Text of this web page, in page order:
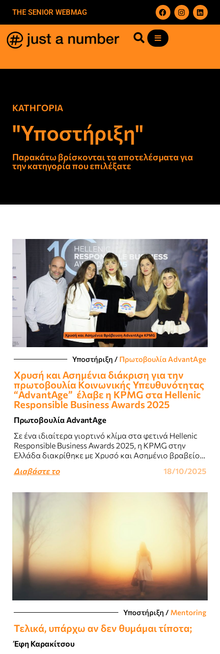
THE SENIOR WEBMAG
ΚΑΤΗΓΟΡΙΑ
"Υποστήριξη"
Παρακάτω βρίσκονται τα αποτελέσματα για
την κατηγορία που επιλέξατε
Υποστήριξη / Πρωτοβουλία AdvantAge
Χρυσή και Ασημένια διάκριση για την
πρωτοβουλία Κοινωνικής Υπευθυνότητας
“AdvantAge” έλαβε η KPMG στα Hellenic
Responsible Business Awards 2025
Πρωτοβουλία AdvantAge
Σε ένα ιδιαίτερα γιορτινό κλίμα στα φετινά Hellenic
Responsible Business Awards 2025, η KPMG στην
Ελλάδα διακρίθηκε με Χρυσό και Ασημένιο βραβείο
“AdvantAge”,..
Διαβάστε το 18/10/2025
Υποστήριξη / Mentoring
Τελικά, υπάρχω αν δεν θυμάμαι τίποτα;
Έφη Καρακίτσου